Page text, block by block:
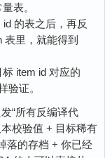
表。
的表之后，再反
里，就能得到
item id 对应的
验证。
“所有反编译代
校验值 + 目标稀有
落的存档 + 你已经